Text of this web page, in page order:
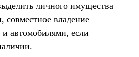
личного имущества
совместное владение
автомобилями, если